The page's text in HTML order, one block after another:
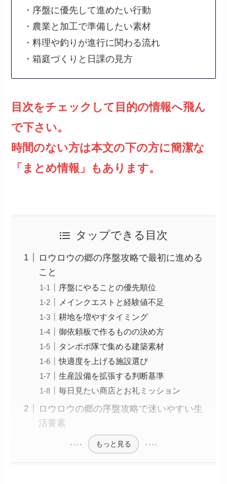
・序盤に優先して進めたい行動
・農業と加工で準備したい素材
・料理や釣りが進行に関わる流れ
・箱庭づくりと日課の見方
目次をチェックして目的の情報へ飛ん
で下さい。
時間のない方は本文の下の方に簡潔な
「まとめ情報」もあります。
タップできる目次
ロウロウの郷の序盤攻略で最初に進める
こと
序盤にやることの優先順位
メインクエストと経験値不足
耕地を増やすタイミング
御依頼板で作るものの決め方
タンポポ隊で集める建築素材
快適度を上げる施設選び
生産設備を拡張する判断基準
毎日見たい商店とお礼ミッション
ロウロウの郷の序盤攻略で迷いやすい生
活要素
もっと見る